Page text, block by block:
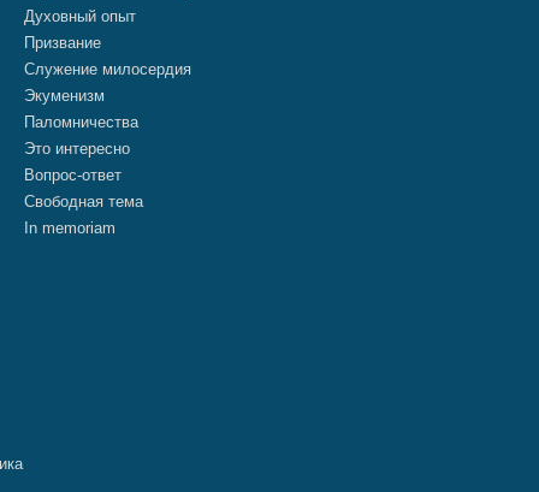
Духовный опыт
Призвание
Служение милосердия
Экуменизм
Паломничества
Это интересно
Вопрос-ответ
Свободная тема
In memoriam